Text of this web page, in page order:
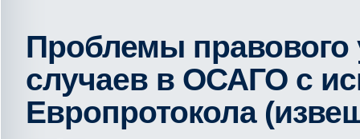
Проблемы правового
случаев в ОСАГО с
Европротокола